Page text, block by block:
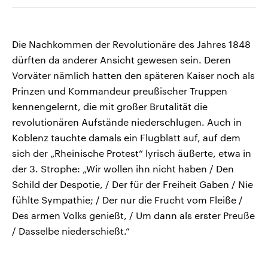
Die Nachkommen der Revolutionäre des Jahres 1848
dürften da anderer Ansicht gewesen sein. Deren
Vorväter nämlich hatten den späteren Kaiser noch als
Prinzen und Kommandeur preußischer Truppen
kennengelernt, die mit großer Brutalität die
revolutionären Aufstände niederschlugen. Auch in
Koblenz tauchte damals ein Flugblatt auf, auf dem
sich der „Rheinische Protest“ lyrisch äußerte, etwa in
der 3. Strophe: „Wir wollen ihn nicht haben / Den
Schild der Despotie, / Der für der Freiheit Gaben / Nie
fühlte Sympathie; / Der nur die Frucht vom Fleiße /
Des armen Volks genießt, / Um dann als erster Preuße
/ Dasselbe niederschießt.“